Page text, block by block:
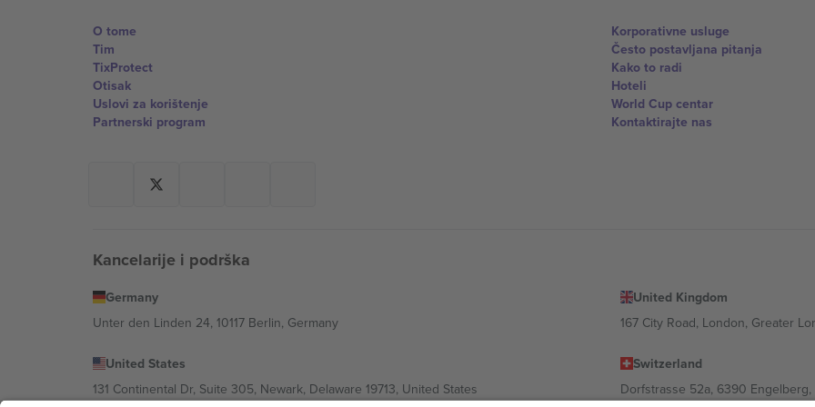
O tome
Tim
TixProtect
Otisak
Uslovi za korištenje
Partnerski program
Korporativne usluge
Često postavljana pitanja
Kako to radi
Hoteli
World Cup centar
Kontaktirajte nas
Kancelarije i podrška
Germany
Unter den Linden 24, 10117 Berlin, Germany
United Kingdom
167 City Road, London, Greater
United States
131 Continental Dr, Suite 305, Newark, Delaware 19713, United States
Switzerland
Dorfstrasse 52a, 6390 Engelberg,